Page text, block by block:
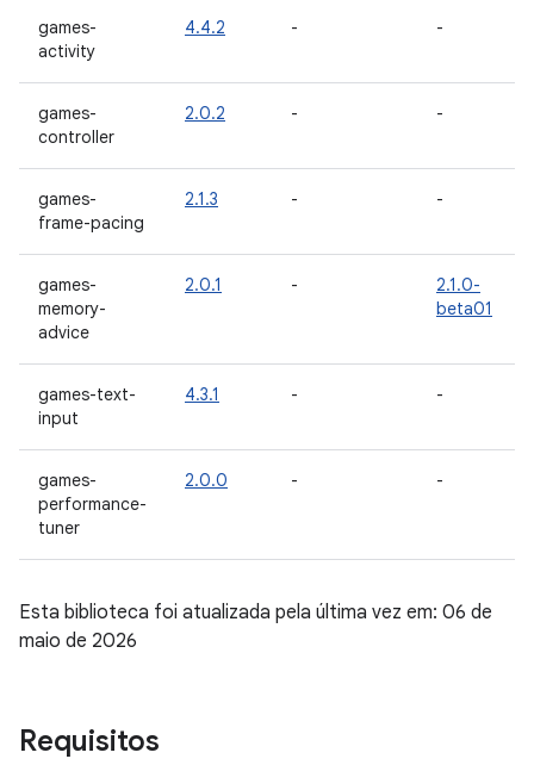
games-
activity
4.4.2 - -
games-
controller
2.0.2 - -
games-
frame-pacing
2.1.3 - -
games-
memory-
advice
2.0.1 -
2.1.0-
beta01
games-text-
input
4.3.1 - -
games-
performance-
tuner
2.0.0 - -
Esta biblioteca foi atualizada pela última vez em: 06 de
maio de 2026
Requisitos